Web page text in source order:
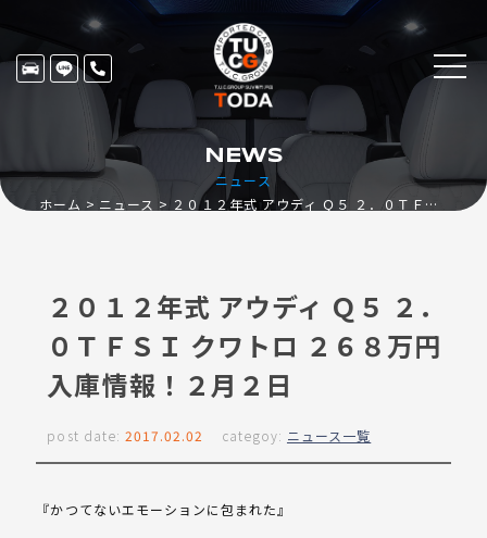
ニュース
NEWS
ホーム ニュース ２０１２年式 アウディ Ｑ５ ２．０ＴＦＳＩ クワトロ ２６８万円入庫情報！２月２日
２０１２年式 アウディ Ｑ５ ２．
０ＴＦＳＩ クワトロ ２６８万円
入庫情報！２月２日
post date: 2017.02.02 categoy: ニュース一覧
『かつてないエモーションに包まれた』